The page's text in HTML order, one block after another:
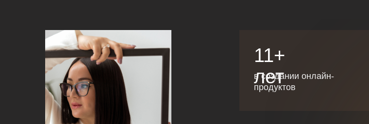
11+
лет
в создании онлайн-
продуктов